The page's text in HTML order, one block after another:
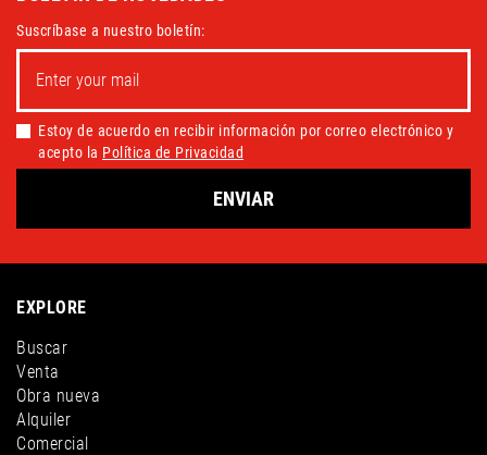
Suscríbase a nuestro boletín:
Estoy de acuerdo en recibir información por correo electrónico y
acepto la Política de Privacidad
ENVIAR
EXPLORE
Buscar
Venta
Obra nueva
Alquiler
Comercial